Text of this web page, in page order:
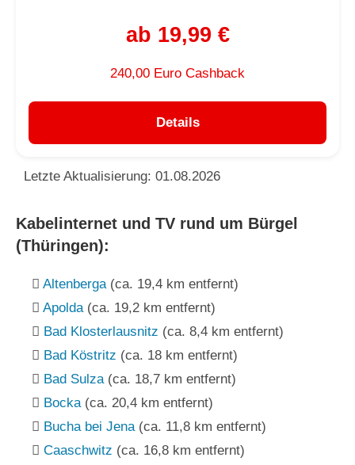
ab 19,99 €
240,00 Euro Cashback
Details
Letzte Aktualisierung: 01.08.2026
Kabelinternet und TV rund um Bürgel
(Thüringen):
Altenberga (ca. 19,4 km entfernt)
Apolda (ca. 19,2 km entfernt)
Bad Klosterlausnitz (ca. 8,4 km entfernt)
Bad Köstritz (ca. 18 km entfernt)
Bad Sulza (ca. 18,7 km entfernt)
Bocka (ca. 20,4 km entfernt)
Bucha bei Jena (ca. 11,8 km entfernt)
Caaschwitz (ca. 16,8 km entfernt)